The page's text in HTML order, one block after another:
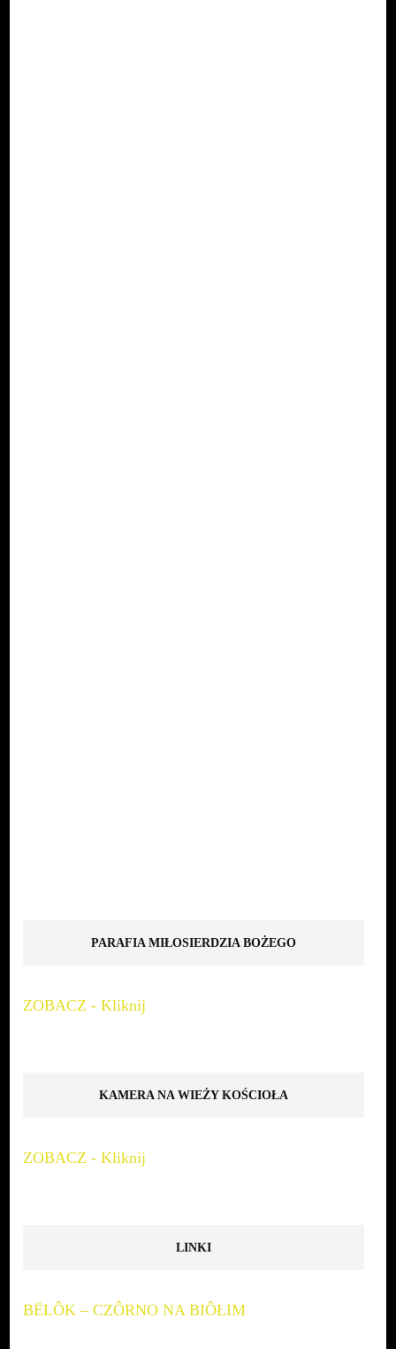
PARAFIA MIŁOSIERDZIA BOŻEGO
ZOBACZ - Kliknij
KAMERA NA WIEŻY KOŚCIOŁA
ZOBACZ - Kliknij
LINKI
BËLÔK – CZÔRNO NA BIÔŁIM